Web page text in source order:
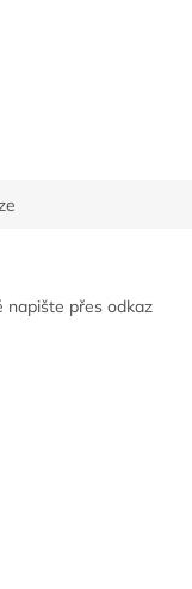
napište přes odkaz